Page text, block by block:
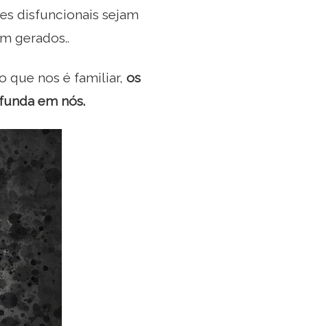
disfuncionais sejam
gerados..
que nos é familiar, os
em nós.